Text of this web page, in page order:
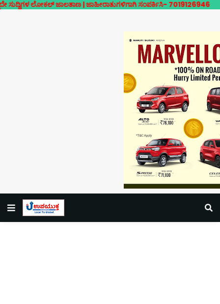
ಜಾಲತಾಣ | ಜಾಹೀರಾತುಗಳಿಗಾಗಿ ಸಂಪರ್ಕಿಸಿ- 7019126946